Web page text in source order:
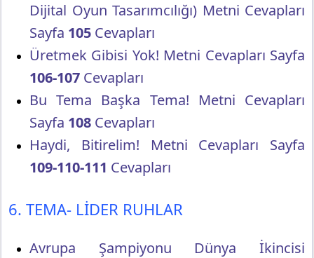
Dijital Oyun Tasarımcılığı) Metni Cevapları
Sayfa 105 Cevapları
Üretmek Gibisi Yok! Metni Cevapları Sayfa
106-107 Cevapları
Bu Tema Başka Tema! Metni Cevapları
Sayfa 108 Cevapları
Haydi, Bitirelim! Metni Cevapları Sayfa
109-110-111 Cevapları
6. TEMA- LİDER RUHLAR
Avrupa Şampiyonu Dünya İkincisi